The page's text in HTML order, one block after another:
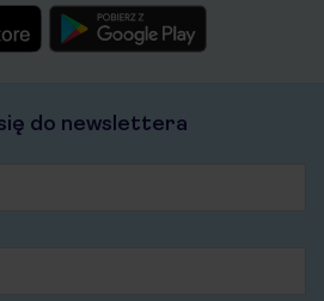
do newslettera